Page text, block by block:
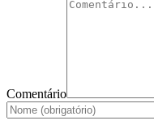
Comentário